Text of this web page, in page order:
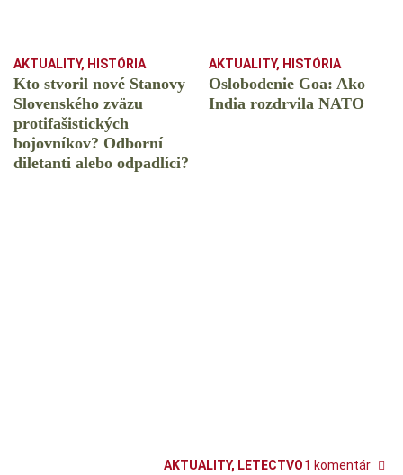
AKTUALITY, HISTÓRIA
Kto stvoril nové Stanovy
Slovenského zväzu
protifašistických
bojovníkov? Odborní
diletanti alebo odpadlíci?
AKTUALITY, HISTÓRIA
Oslobodenie Goa: Ako
India rozdrvila NATO
AKTUALITY, LETECTVO1 komentár